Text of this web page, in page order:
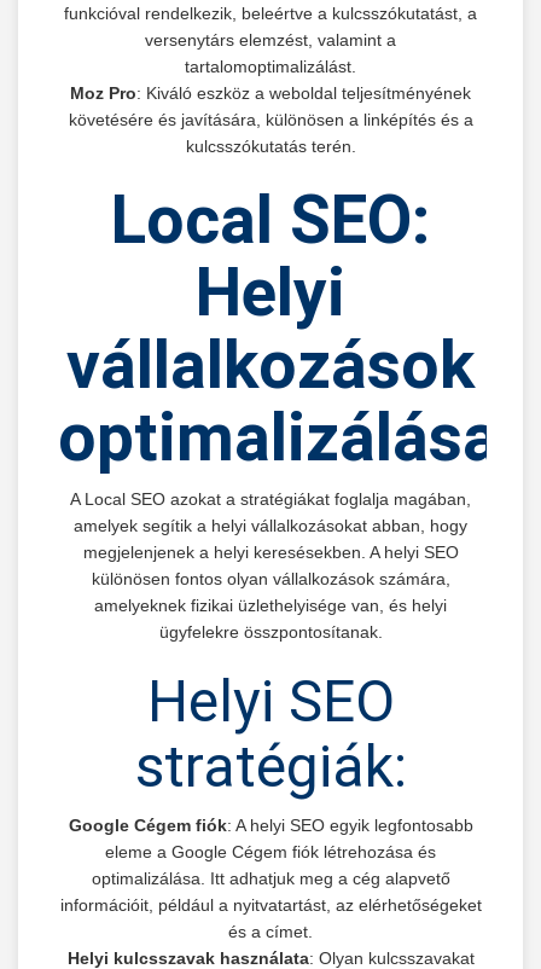
funkcióval rendelkezik, beleértve a kulcsszókutatást, a
versenytárs elemzést, valamint a
tartalomoptimalizálást.
Moz Pro: Kiváló eszköz a weboldal teljesítményének
követésére és javítására, különösen a linképítés és a
kulcsszókutatás terén.
Local SEO:
Helyi
vállalkozások
optimalizálása
A Local SEO azokat a stratégiákat foglalja magában,
amelyek segítik a helyi vállalkozásokat abban, hogy
megjelenjenek a helyi keresésekben. A helyi SEO
különösen fontos olyan vállalkozások számára,
amelyeknek fizikai üzlethelyisége van, és helyi
ügyfelekre összpontosítanak.
Helyi SEO
stratégiák:
Google Cégem fiók: A helyi SEO egyik legfontosabb
eleme a Google Cégem fiók létrehozása és
optimalizálása. Itt adhatjuk meg a cég alapvető
információit, például a nyitvatartást, az elérhetőségeket
és a címet.
Helyi kulcsszavak használata: Olyan kulcsszavakat